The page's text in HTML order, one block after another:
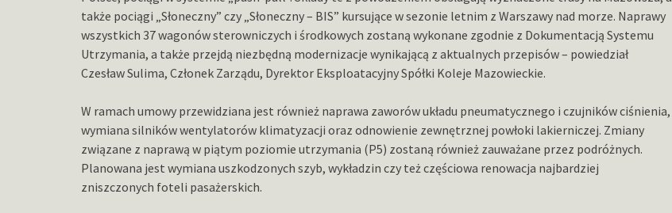
także pociągi „Słoneczny” czy „Słoneczny – BIS” kursujące w sezonie letnim z Warszawy nad morze. Naprawy
wszystkich 37 wagonów sterowniczych i środkowych zostaną wykonane zgodnie z Dokumentacją Systemu
Utrzymania, a także przejdą niezbędną modernizacje wynikającą z aktualnych przepisów – powiedział
Czesław Sulima, Członek Zarządu, Dyrektor Eksploatacyjny Spółki Koleje Mazowieckie.
W ramach umowy przewidziana jest również naprawa zaworów układu pneumatycznego i czujników ciśnienia,
wymiana silników wentylatorów klimatyzacji oraz odnowienie zewnętrznej powłoki lakierniczej. Zmiany
związane z naprawą w piątym poziomie utrzymania (P5) zostaną również zauważane przez podróżnych.
Planowana jest wymiana uszkodzonych szyb, wykładzin czy też częściowa renowacja najbardziej
zniszczonych foteli pasażerskich.